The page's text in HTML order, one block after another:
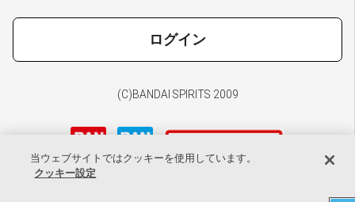
ログイン
(C)BANDAI SPIRITS 2009
当ウェブサイトではクッキーを使用しています。
クッキー設定